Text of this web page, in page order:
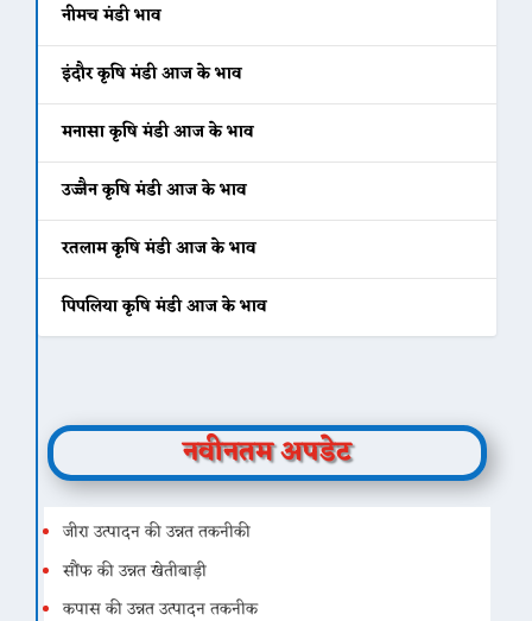
नीमच मंडी भाव
इंदौर कृषि मंडी आज के भाव
मनासा कृषि मंडी आज के भाव
उज्जैन कृषि मंडी आज के भाव
रतलाम कृषि मंडी आज के भाव
पिपलिया कृषि मंडी आज के भाव
नवीनतम अपडेट
जीरा उत्पादन की उन्नत तकनीकी
सौंफ की उन्नत खेतीबाड़ी
कपास की उन्नत उत्पादन तकनीक